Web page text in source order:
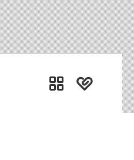
주식회사
마이크로시스템
주식회사
명지생활건강
드론포월드
산학협력단 규정집
서식·자료
예결산 공고